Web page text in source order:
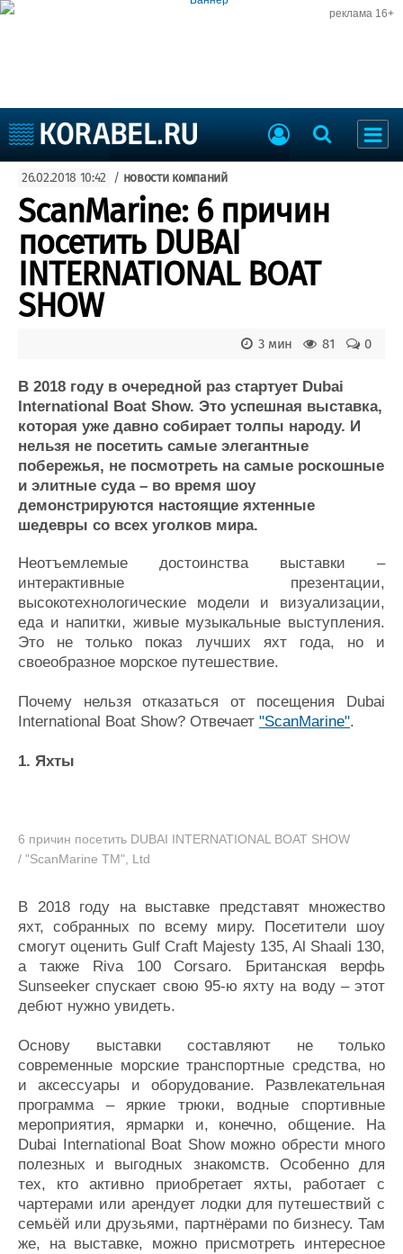
реклама 16+
Судоходство
Судоремонт
События
Порты
Рыболовство
ВМФ
Образование
Яхты и катера
Еще
Пульс
Новости
Компании
Репутация
Работа
Крюинг
Журнал
Реклама
Доска объявлений
Продажа флота
Оборудование
Изделия
Материалы
Услуги
Конференции
Выставки и семинары
Личности
Словарь
Галерея флота
Форум
26.02.2018 10:42 / новости компаний
ScanMarine: 6 причин
посетить DUBAI
INTERNATIONAL BOAT
SHOW
0
81
3 мин
В 2018 году в очередной раз стартует Dubai
International Boat Show. Это успешная выставка,
которая уже давно собирает толпы народу. И
нельзя не посетить самые элегантные
побережья, не посмотреть на самые роскошные
и элитные суда – во время шоу
демонстрируются настоящие яхтенные
шедевры со всех уголков мира.
Неотъемлемые достоинства выставки –
интерактивные презентации,
высокотехнологические модели и визуализации,
еда и напитки, живые музыкальные выступления.
Это не только показ лучших яхт года, но и
своеобразное морское путешествие.
Почему нельзя отказаться от посещения Dubai
International Boat Show? Отвечает "ScanMarine".
1. Яхты
6 причин посетить DUBAI INTERNATIONAL BOAT SHOW
/ "ScanMarine TM", Ltd
В 2018 году на выставке представят множество
яхт, собранных по всему миру. Посетители шоу
смогут оценить Gulf Craft Majesty 135, Al Shaali 130,
а также Riva 100 Corsaro. Британская верфь
Sunseeker спускает свою 95-ю яхту на воду – этот
дебют нужно увидеть.
Основу выставки составляют не только
современные морские транспортные средства, но
и аксессуары и оборудование. Развлекательная
программа – яркие трюки, водные спортивные
мероприятия, ярмарки и, конечно, общение. На
Dubai International Boat Show можно обрести много
полезных и выгодных знакомств. Особенно для
тех, кто активно приобретает яхты, работает с
чартерами или арендует лодки для путешествий с
семьёй или друзьями, партнёрами по бизнесу. Там
же, на выставке, можно присмотреть интересное